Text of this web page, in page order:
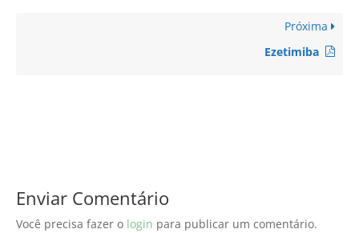
Próxima
Ezetimiba
Enviar Comentário
Você precisa fazer o login para publicar um comentário.